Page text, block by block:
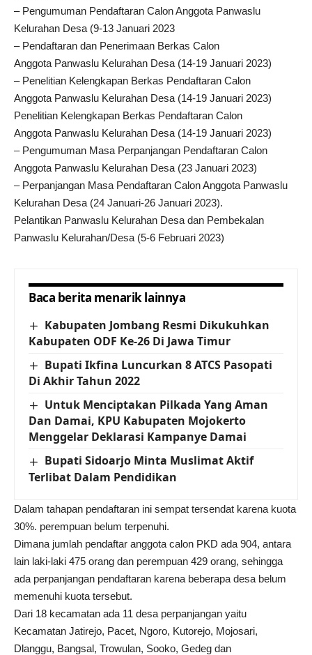
– Pengumuman Pendaftaran Calon Anggota Panwaslu
Kelurahan Desa (9-13 Januari 2023
– Pendaftaran dan Penerimaan Berkas Calon
Anggota Panwaslu Kelurahan Desa (14-19 Januari 2023)
– Penelitian Kelengkapan Berkas Pendaftaran Calon
Anggota Panwaslu Kelurahan Desa (14-19 Januari 2023)
Penelitian Kelengkapan Berkas Pendaftaran Calon
Anggota Panwaslu Kelurahan Desa (14-19 Januari 2023)
– Pengumuman Masa Perpanjangan Pendaftaran Calon
Anggota Panwaslu Kelurahan Desa (23 Januari 2023)
– Perpanjangan Masa Pendaftaran Calon Anggota Panwaslu
Kelurahan Desa (24 Januari-26 Januari 2023).
Pelantikan Panwaslu Kelurahan Desa dan Pembekalan
Panwaslu Kelurahan/Desa (5-6 Februari 2023)
Baca berita menarik lainnya
Kabupaten Jombang Resmi Dikukuhkan
Kabupaten ODF Ke-26 Di Jawa Timur
Bupati Ikfina Luncurkan 8 ATCS Pasopati
Di Akhir Tahun 2022
Untuk Menciptakan Pilkada Yang Aman
Dan Damai, KPU Kabupaten Mojokerto
Menggelar Deklarasi Kampanye Damai
Bupati Sidoarjo Minta Muslimat Aktif
Terlibat Dalam Pendidikan
Dalam tahapan pendaftaran ini sempat tersendat karena kuota
30%. perempuan belum terpenuhi.
Dimana jumlah pendaftar anggota calon PKD ada 904, antara
lain laki-laki 475 orang dan perempuan 429 orang, sehingga
ada perpanjangan pendaftaran karena beberapa desa belum
memenuhi kuota tersebut.
Dari 18 kecamatan ada 11 desa perpanjangan yaitu
Kecamatan Jatirejo, Pacet, Ngoro, Kutorejo, Mojosari,
Dlanggu, Bangsal, Trowulan, Sooko, Gedeg dan